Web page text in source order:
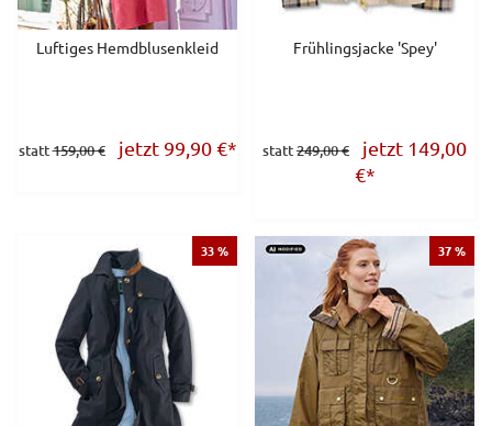
Luftiges Hemdblusenkleid
statt159,00 € jetzt 99,90€*
Frühlingsjacke 'Spey'
statt249,00 €
jetzt 149,00
€*
33 % 37 %